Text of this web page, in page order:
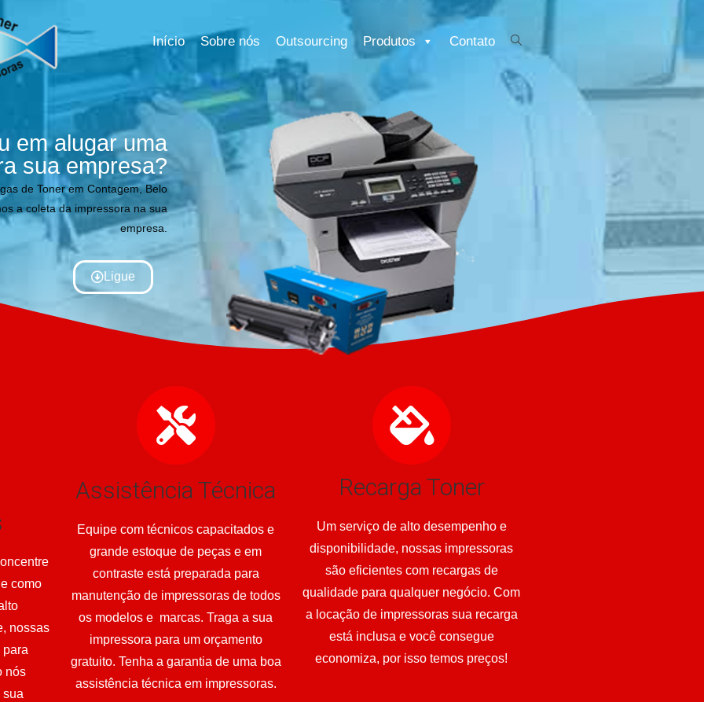
Início Sobre nós Outsourcing Produtos Contato
em alugar uma
sua empresa?
de Toner em Contagem, Belo
a coleta da impressora na sua
empresa.
Ligue
como
nossas
para
nós
sua
Assistência Técnica
Equipe com técnicos capacitados e
grande estoque de peças e em
contraste está preparada para
manutenção de impressoras de todos
os modelos e marcas. Traga a sua
impressora para um orçamento
gratuito. Tenha a garantia de uma boa
assistência técnica em impressoras.
Recarga Toner
Um serviço de alto desempenho e
disponibilidade, nossas impressoras
são eficientes com recargas de
qualidade para qualquer negócio. Com
a locação de impressoras sua recarga
está inclusa e você consegue
economiza, por isso temos preços!